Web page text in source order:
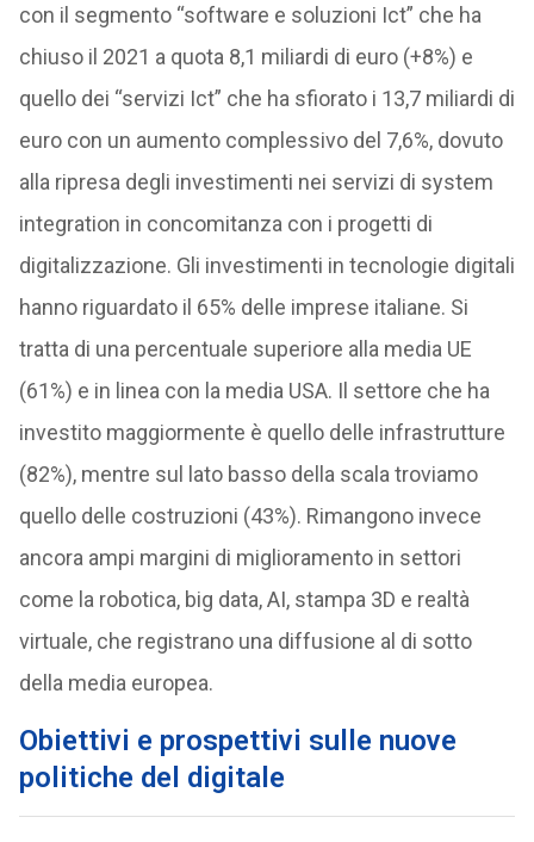
con il segmento “software e soluzioni Ict” che ha
chiuso il 2021 a quota 8,1 miliardi di euro (+8%) e
quello dei “servizi Ict” che ha sfiorato i 13,7 miliardi di
euro con un aumento complessivo del 7,6%, dovuto
alla ripresa degli investimenti nei servizi di system
integration in concomitanza con i progetti di
digitalizzazione. Gli investimenti in tecnologie digitali
hanno riguardato il 65% delle imprese italiane. Si
tratta di una percentuale superiore alla media UE
(61%) e in linea con la media USA. Il settore che ha
investito maggiormente è quello delle infrastrutture
(82%), mentre sul lato basso della scala troviamo
quello delle costruzioni (43%). Rimangono invece
ancora ampi margini di miglioramento in settori
come la robotica, big data, AI, stampa 3D e realtà
virtuale, che registrano una diffusione al di sotto
della media europea.
Obiettivi e prospettivi sulle nuove
politiche del digitale